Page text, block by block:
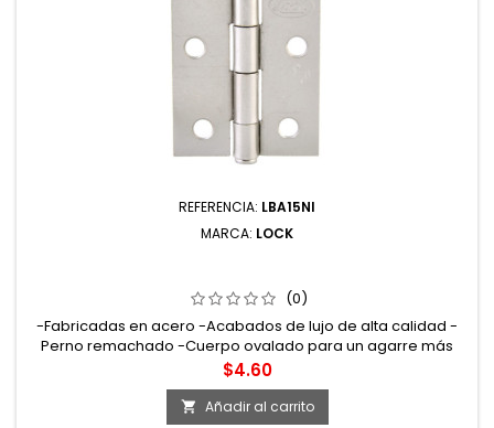
REFERENCIA: LBA15NI
MARCA: LOCK
(0)
-Fabricadas en acero -Acabados de lujo de alta calidad -
Perno remachado -Cuerpo ovalado para un agarre más
cómodo. Nueva llave con 3 puntos de contacto, evita que se
resbale
Precio
$4.60
 Añadir al carrito